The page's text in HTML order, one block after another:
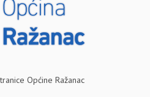
Općine Ražanac